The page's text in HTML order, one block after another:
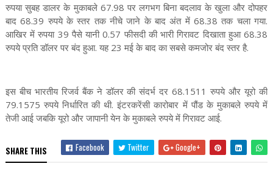
रुपया सुबह डालर के मुकाबले 67.98 पर लगभग बिना बदलाव के खुला और दोपहर
बाद 68.39 रुपये के स्तर तक नीचे जाने के बाद अंत में 68.38 तक चला गया.
आखिर में रुपया 39 पैसे यानी 0.57 फीसदी की भारी गिरावट दिखाता हुआ 68.38
रुपये प्रति डॉलर पर बंद हुआ. यह 23 मई के बाद का सबसे कमजोर बंद स्तर है.
इस बीच भारतीय रिजर्व बैंक ने डॉलर की संदर्भ दर 68.1511 रुपये और यूरो की
79.1575 रुपये निर्धारित की थी. इंटरकरेंसी कारोबार में पौंड के मुकाबले रुपये में
तेजी आई जबकि यूरो और जापानी येन के मुकाबले रुपये में गिरावट आई.
SHARE THIS Facebook Twitter Google+